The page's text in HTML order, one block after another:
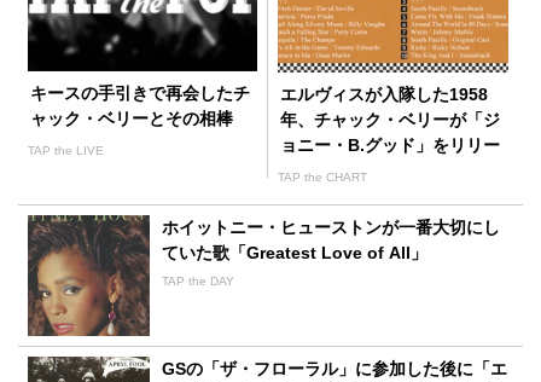
キースの手引きで再会したチ
ャック・ベリーとその相棒
TAP the LIVE
エルヴィスが入隊した1958
年、チャック・ベリーが「ジ
ョニー・B.グッド」をリリー
ス
TAP the CHART
ホイットニー・ヒューストンが一番大切にし
ていた歌「Greatest Love of All」
TAP the DAY
GSの「ザ・フローラル」に参加した後に「エ